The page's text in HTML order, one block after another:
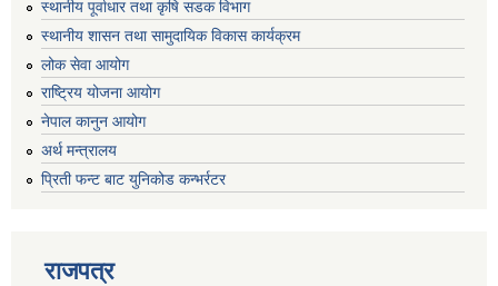
स्थानीय पूर्वाधार तथा कृषि सडक विभाग
स्थानीय शासन तथा सामुदायिक विकास कार्यक्रम
लोक सेवा आयोग
राष्ट्रिय योजना आयोग
नेपाल कानुन आयोग
अर्थ मन्त्रालय
प्रिती फन्ट बाट युनिकोड कन्भर्रटर
राजपत्र